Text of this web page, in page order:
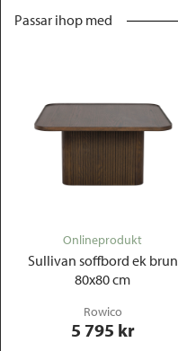
Passar ihop med
Sullivan soffbord ek brun
80x80 cm
Onlineprodukt
Rowico
5 795 kr